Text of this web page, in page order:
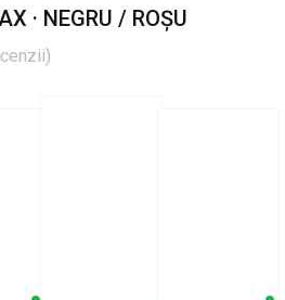
· NEGRU / ROȘU
)